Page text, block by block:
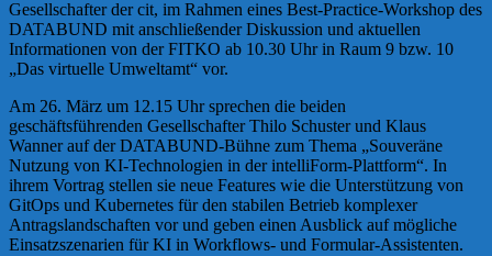
Gesellschafter der cit, im Rahmen eines Best-Practice-Workshop des
DATABUND mit anschließender Diskussion und aktuellen
Informationen von der FITKO ab 10.30 Uhr in Raum 9 bzw. 10
„Das virtuelle Umweltamt“ vor.
Am 26. März um 12.15 Uhr sprechen die beiden
geschäftsführenden Gesellschafter Thilo Schuster und Klaus
Wanner auf der DATABUND-Bühne zum Thema „Souveräne
Nutzung von KI-Technologien in der intelliForm-Plattform“. In
ihrem Vortrag stellen sie neue Features wie die Unterstützung von
GitOps und Kubernetes für den stabilen Betrieb komplexer
Antragslandschaften vor und geben einen Ausblick auf mögliche
Einsatzszenarien für KI in Workflows- und Formular-Assistenten.